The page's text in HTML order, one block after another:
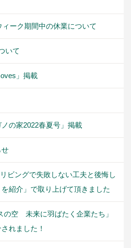
ーク期間中の休業について
いて
」掲載
の家2022春夏号」掲載
せ
ビングで失敗しない工夫と後悔し
紹介」で取り上げて頂きました
の空 未来に羽ばたく企業たち」
れました！